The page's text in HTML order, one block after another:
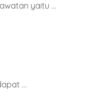
yaitu ...
...